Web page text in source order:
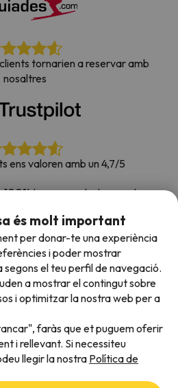
tornarien a reservar amb
nosaltres
ens valoren amb un 4,7/5
transparents. Les nostres
que rebem i que publiquem a la
de clients reals.
|Hem portat de viatge més de
a la neu.
és molt important
per donar-te una experiència
i poder mostrar
el teu perfil de navegació.
a mostrar el contingut sobre
i optimitzar la nostra web per a
faràs que et puguem oferir
i rellevant. Si necessiteu
llegir la nostra Política de